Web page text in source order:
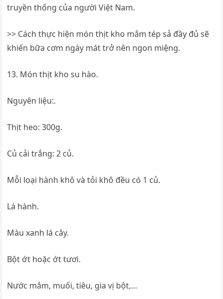
>> Cách thực hiện món thịt kho mắm tép sả đầy đủ sẽ
khiến bữa cơm ngày mát trở nên ngon miệng.
13. Món thịt kho su hào.
Nguyên liệu:.
Thịt heo: 300g.
Củ cải trắng: 2 củ.
Mỗi loại hành khô và tỏi khô đều có 1 củ.
Lá hành.
Màu xanh lá cây.
Bột ớt hoặc ớt tươi.
Nước mắm, muối, tiêu, gia vị bột,…